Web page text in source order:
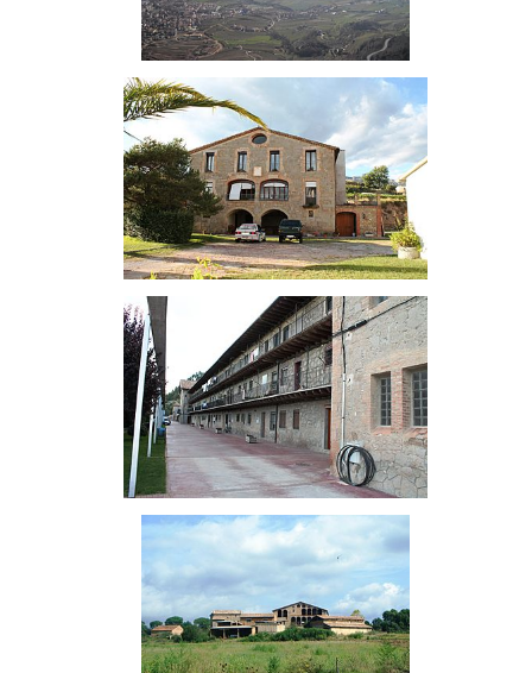
Avià y Serra de Noet desde
Queralt
Cal Mas
La Plana